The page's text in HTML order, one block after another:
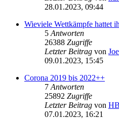
28.01.2023, 09:44
Wieviele Wettkämpfe hattet
5 Antworten
26388 Zugriffe
Letzter Beitrag von
09.01.2023, 15:45
Corona 2019 bis 2022++
7 Antworten
25892 Zugriffe
Letzter Beitrag von
07.01.2023, 16:21